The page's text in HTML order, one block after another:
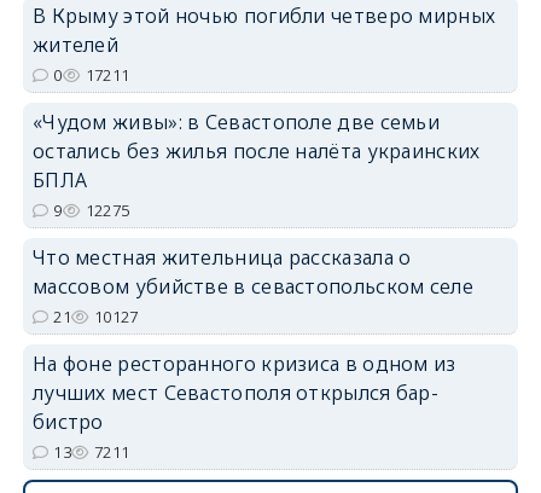
В Крыму этой ночью погибли четверо мирных
жителей
0 17211
«Чудом живы»: в Севастополе две семьи
остались без жилья после налёта украинских
БПЛА
9 12275
Что местная жительница рассказала о
массовом убийстве в севастопольском селе
21 10127
На фоне ресторанного кризиса в одном из
лучших мест Севастополя открылся бар-
бистро
13 7211